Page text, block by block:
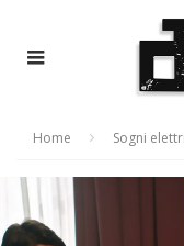
Home Sogni